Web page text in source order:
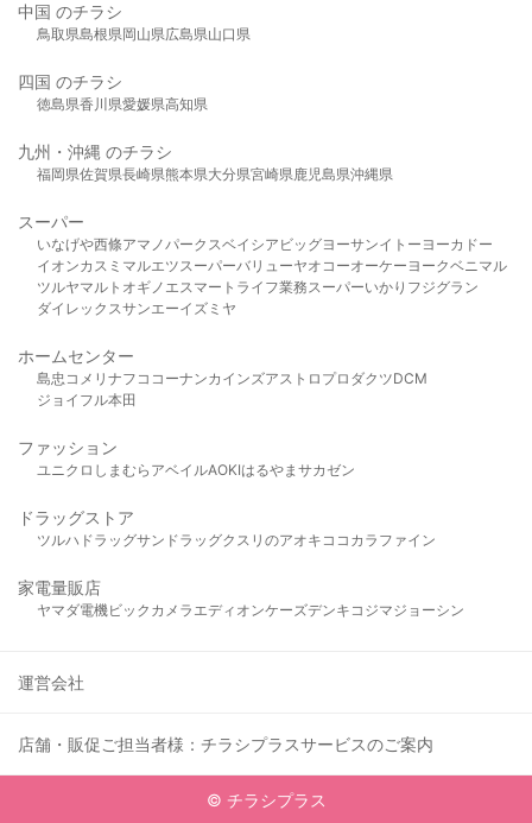
中国 のチラシ
鳥取県島根県岡山県広島県山口県
四国 のチラシ
徳島県香川県愛媛県高知県
九州・沖縄 のチラシ
福岡県佐賀県長崎県熊本県大分県宮崎県鹿児島県沖縄県
スーパー
いなげや西條アマノパークスベイシア ビッグヨーサンイトーヨーカドー
イオンカスミ マルエツスーパーバリューヤオコーオーケー ヨークベニマル
ツルヤマルト オギノ エスマート ライフ業務スーパーいかり フジグラン
ダイレックスサンエーイズミヤ
ホームセンター
島忠 コメリ ナフコ コーナンカインズアストロプロダクツDCM
ジョイフル本田
ファッション
ユニクロ しまむら アベイルAOKIはるやま サカゼン
ドラッグストア
ツルハドラッグサンドラッグクスリのアオキ ココカラファイン
家電量販店
ヤマダ電機ビックカメラ エディオンケーズデンキ コジマジョーシン
運営会社
店舗・販促ご担当者様：チラシプラスサービスのご案内
© チラシプラス